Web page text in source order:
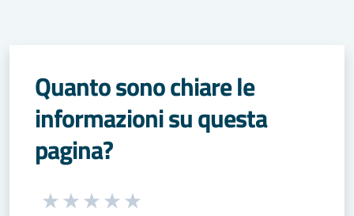
Quanto sono chiare le
informazioni su questa
pagina?
Seleziona una valutazione da 1 a 5 stelle